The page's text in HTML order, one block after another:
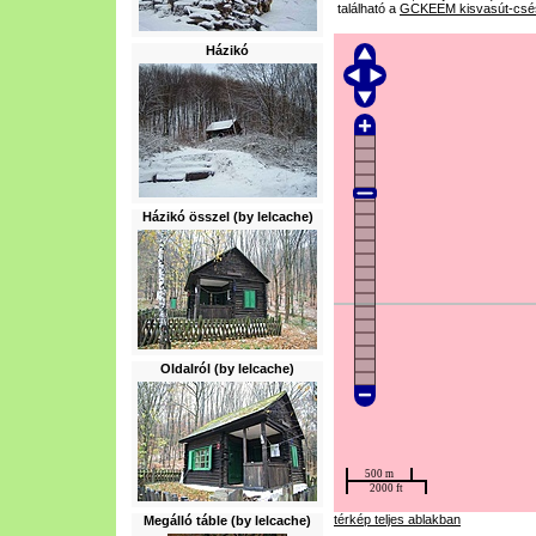
Házikó
Házikó összel (by lelcache)
Oldalról (by lelcache)
Megálló táble (by lelcache)
található a GCKEEM kisvasút-
térkép teljes ablakban